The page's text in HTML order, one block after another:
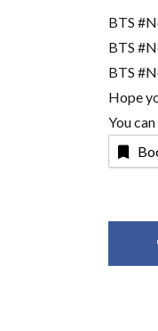
BTS
BTS
BTS
Hope
You